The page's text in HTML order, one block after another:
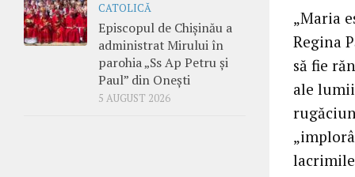
„Maria
Regina
să fie
ale
CATOLICĂ
Episcopul de Chișinău a
administrat Mirului în
parohia „Ss Ap Petru și
Paul” din Onești
5 AUGUST 2026